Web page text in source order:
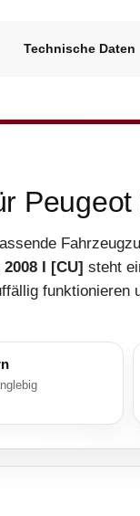
Technische Daten
2008 I [CU] steht
funktionieren